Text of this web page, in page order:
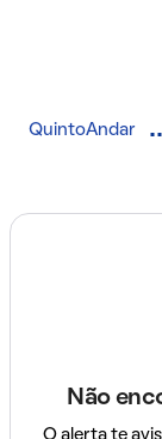
QuintoAndar
Não
O alerta te